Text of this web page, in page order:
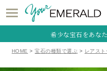
希少な宝石をあな
HOME 宝石の種類で選ぶ レアスト